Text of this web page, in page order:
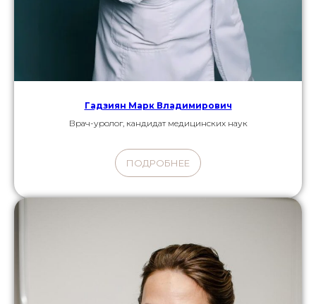
Гадзиян Марк Владимирович
Врач-уролог, кандидат медицинских наук
ПОДРОБНЕЕ